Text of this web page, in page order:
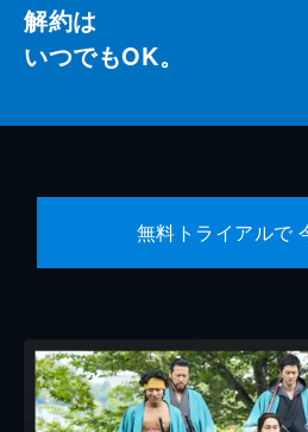
解約は
いつでもOK。
無料トライアルで